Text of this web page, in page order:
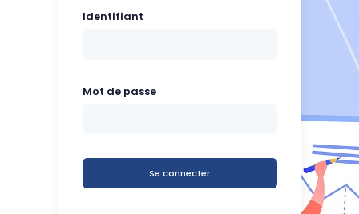
Identifiant
Mot de passe